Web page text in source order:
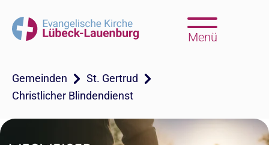
Menü
Gemeinden
St. Gertrud
Christlicher Blindendienst